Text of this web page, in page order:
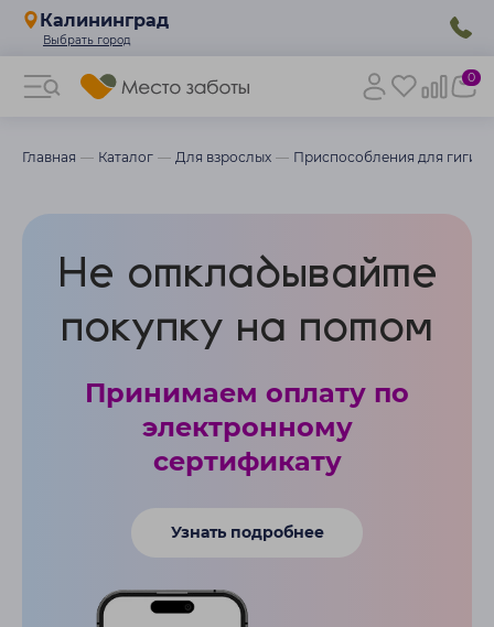
Калининград
0
Главная Каталог Для взрослых Приспособления для
Не откладывайте
покупку на потом
Принимаем оплату по
электронному
сертификату
Узнать подробнее